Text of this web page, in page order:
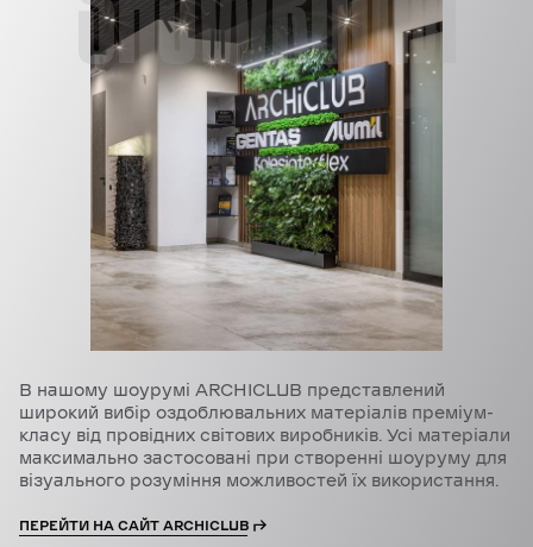
В нашому шоурумі ARCHICLUB представлений
широкий вибір оздоблювальних матеріалів преміум-
класу від провідних світових виробників. Усі матеріали
максимально застосовані при створенні шоуруму для
візуального розуміння можливостей їх використання.
ПЕРЕЙТИ НА САЙТ ARCHICLUB